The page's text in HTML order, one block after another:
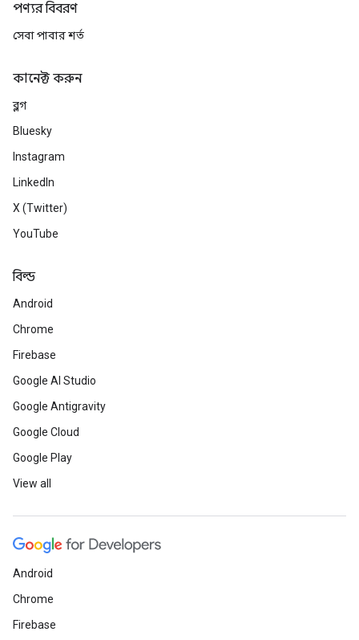
পণ্যর বিবরণ
সেবা পাবার শর্ত
কানেক্ট করুন
ব্লগ
Bluesky
Instagram
LinkedIn
X (Twitter)
YouTube
বিল্ড
Android
Chrome
Firebase
Google AI Studio
Google Antigravity
Google Cloud
Google Play
View all
Android
Chrome
Firebase